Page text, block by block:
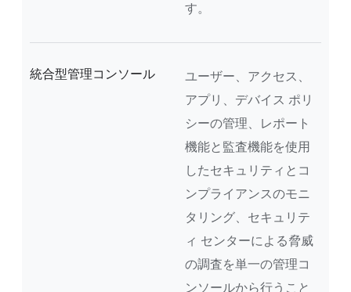
す。
統合型管理コンソール
ユーザー、アクセス、
アプリ、デバイス ポリ
シーの管理、レポート
機能と監査機能を使用
したセキュリティとコ
ンプライアンスのモニ
タリング、セキュリテ
ィ センターによる脅威
の調査を単一の管理コ
ンソールから行うこと